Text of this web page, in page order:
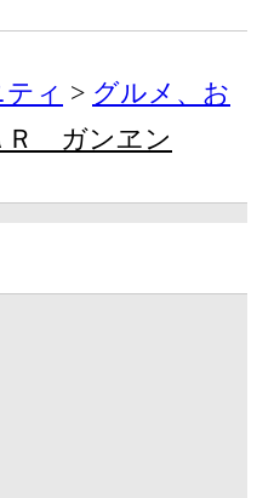
ィ
グルメ、お
Ｒ ガンヱン